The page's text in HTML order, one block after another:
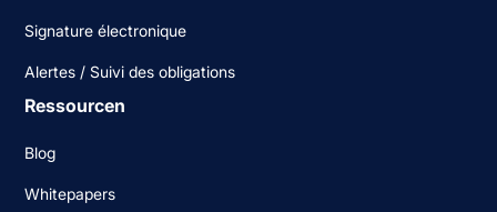
Signature électronique
Alertes / Suivi des obligations
Ressourcen
Blog
Whitepapers